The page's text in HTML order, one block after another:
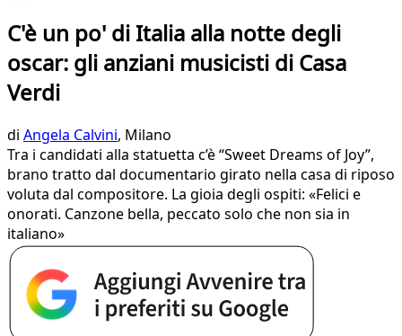
C'è un po' di Italia alla notte degli
oscar: gli anziani musicisti di Casa
Verdi
di Angela Calvini, Milano
Tra i candidati alla statuetta c’è “Sweet Dreams of Joy”,
brano tratto dal documentario girato nella casa di riposo
voluta dal compositore. La gioia degli ospiti: «Felici e
onorati. Canzone bella, peccato solo che non sia in
italiano»